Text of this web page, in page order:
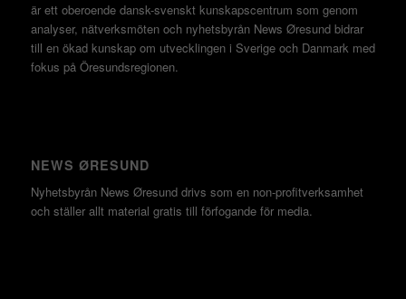
är ett oberoende dansk-svenskt kunskapscentrum som genom
analyser, nätverksmöten och nyhetsbyrån News Øresund bidrar
till en ökad kunskap om utvecklingen i Sverige och Danmark med
fokus på Öresundsregionen.
NEWS ØRESUND
Nyhetsbyrån News Øresund drivs som en non-profitverksamhet
och ställer allt material gratis till förfogande för media.